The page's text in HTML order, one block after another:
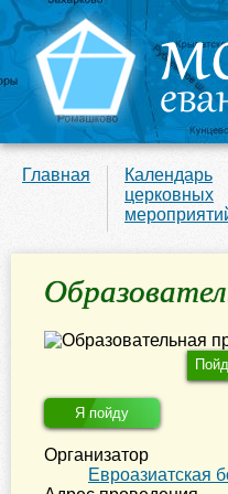
Главная
Календарь
церковных
Я пойду
Организатор
Евроазиатская